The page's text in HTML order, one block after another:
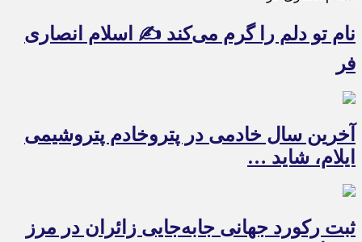
نام تو دلم را گرم می‌کند ✍️ اسلام انصاری
فر
آخرین سال خادمی در پتروخادم پتروشیمی
ایلام، شاید …
ثبت رکورد جهانی جابه‌جایی زائران در مرز